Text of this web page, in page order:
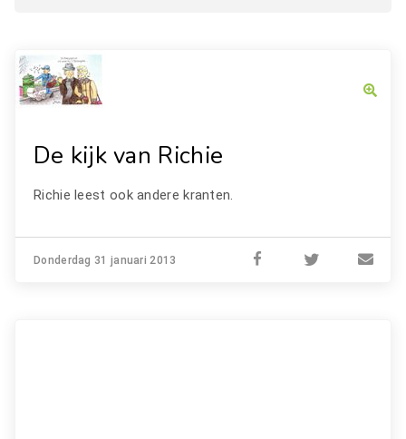
De kijk van Richie
Richie leest ook andere kranten.
Donderdag 31 januari 2013